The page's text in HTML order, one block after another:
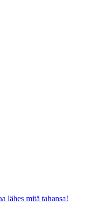
lähes mitä tahansa!